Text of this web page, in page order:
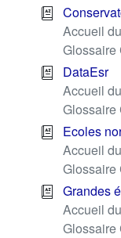
Accueil
Glossaire
DataEsr
Accueil
Glossaire
Ecoles
Accueil
Glossaire
Grandes
Accueil
Glossaire